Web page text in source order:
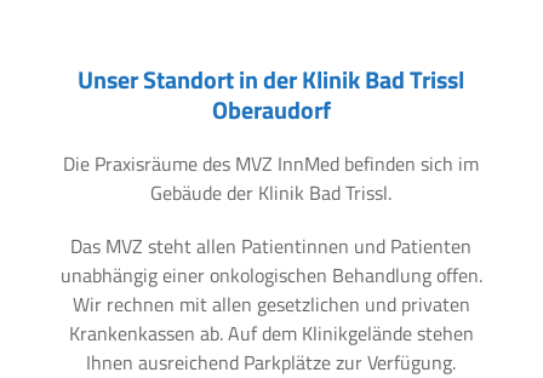
Unser Standort in der Klinik Bad Trissl
Oberaudorf
Die Praxisräume des MVZ InnMed befinden sich im
Gebäude der Klinik Bad Trissl.
Das MVZ steht allen Patientinnen und Patienten
unabhängig einer onkologischen Behandlung offen.
Wir rechnen mit allen gesetzlichen und privaten
Krankenkassen ab. Auf dem Klinikgelände stehen
Ihnen ausreichend Parkplätze zur Verfügung.